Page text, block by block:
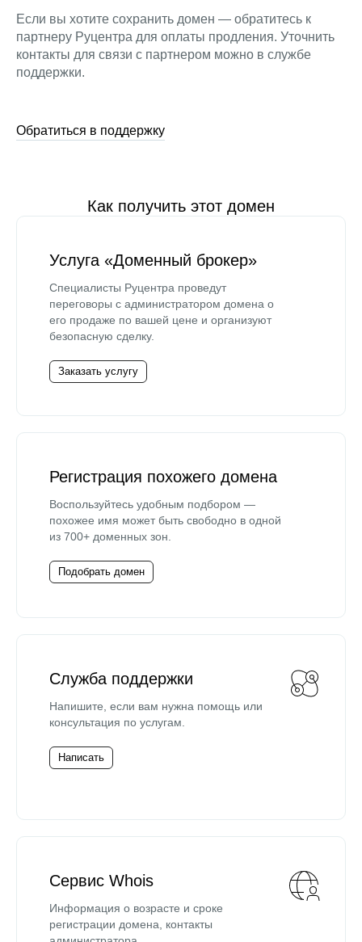
Если вы хотите сохранить домен — обратитесь к
партнеру Руцентра для оплаты продления. Уточнить
контакты для связи с партнером можно в службе
поддержки.
Обратиться в поддержку
Как получить этот домен
Услуга «Доменный брокер»
Специалисты Руцентра проведут
переговоры с администратором домена о
его продаже по вашей цене и организуют
безопасную сделку.
Заказать услугу
Регистрация похожего домена
Воспользуйтесь удобным подбором —
похожее имя может быть свободно в одной
из 700+ доменных зон.
Подобрать домен
Служба поддержки
Напишите, если вам нужна помощь или
консультация по услугам.
Написать
Сервис Whois
Информация о возрасте и сроке
регистрации домена, контакты